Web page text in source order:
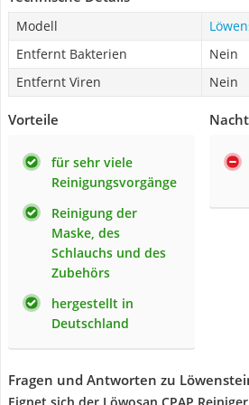
Modell
Entfernt Bakterien
Nein
Entfernt Viren
Nein
Vorteile
für sehr viele
Reinigungsvorgänge
Reinigung der
Maske, des
Schlauchs und des
Zubehörs
hergestellt in
Deutschland
Fragen und Antworten zu